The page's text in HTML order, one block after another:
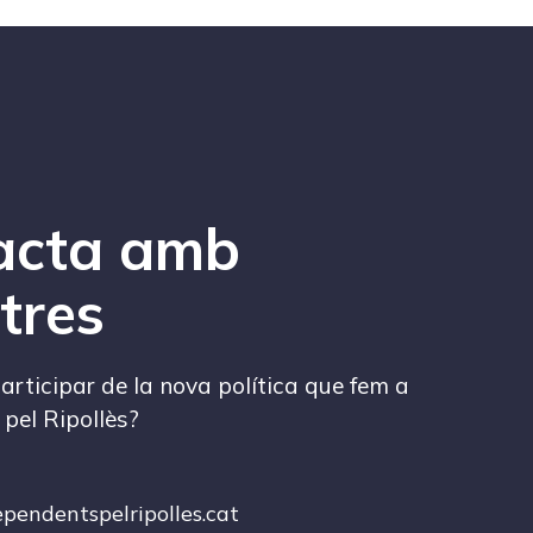
amb
de la nova política que fem a
Ripollès?